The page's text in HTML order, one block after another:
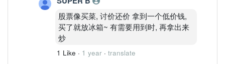
股票像买菜, 讨价还价 拿到一个低价钱,
买了就放冰箱~ 有需要用到时, 再拿出来
炒
1 Like · 1 year · translate